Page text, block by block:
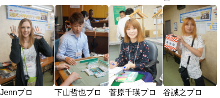
Jennプロ 下山哲也プロ 菅原千瑛プロ 谷誠之プロ